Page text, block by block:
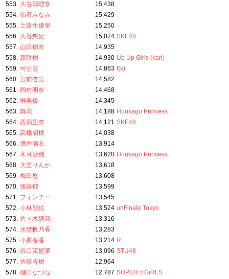
553. 大谷満理奈
15,438
554. 仙石みなみ
15,429
555. 土路生優里
15,250
556. 大谷悠妃 15,074 SKE48
557. 山田樹奈
14,935
558. 森咲樹 14,930 Up Up Girls (kari)
559. 박선영 14,863 f(x)
560. 宮前杏実
14,582
561. 岡村明奈
14,468
562. 榊美優
14,345
563. 舞花 14,188 Houkago Princess
564. 西満里奈 14,121 SKE48
565. 高橋胡桃
14,038
566. 酒井萌衣
13,914
567. 木月沙織 13,620 Houkago Princess
568. 大芝りんか
13,618
569. 梅田悠
13,608
570. 後藤郁
13,599
571. フォンチー
13,545
572. 小林智絵 13,524 unFinale Tokyo
573. 佐々木璃花
13,316
574. 水埜帆乃香
13,283
575. 小原春香 13,214 R
576. 谷口茉妃菜 13,096 STU48
577. 佐藤杏樹
12,964
578. 樋口なづな 12,787 SUPER☆GiRLS